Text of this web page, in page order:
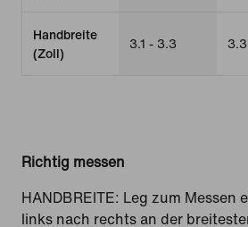
Handbreite
(Zoll)
3.1 - 3.3
Richtig messen
HANDBREITE: Leg zum Messen
links nach rechts an der